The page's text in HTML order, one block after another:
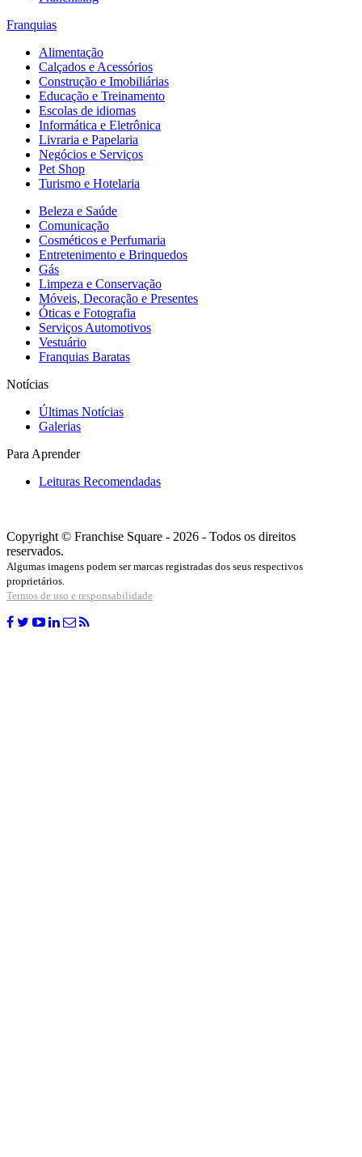
Franquias
Alimentação
Calçados e Acessórios
Construção e Imobiliárias
Educação e Treinamento
Escolas de idiomas
Informática e Eletrônica
Livraria e Papelaria
Negócios e Serviços
Pet Shop
Turismo e Hotelaria
Beleza e Saúde
Comunicação
Cosméticos e Perfumaria
Entretenimento e Brinquedos
Gás
Limpeza e Conservação
Móveis, Decoração e Presentes
Óticas e Fotografia
Serviços Automotivos
Vestuário
Franquias Baratas
Notícias
Últimas Notícias
Galerias
Para Aprender
Leituras Recomendadas
Copyright © Franchise Square - 2026 - Todos os direitos
reservados.
Algumas imagens podem ser marcas registradas dos seus respectivos
proprietários.
Termos de uso e responsabilidade